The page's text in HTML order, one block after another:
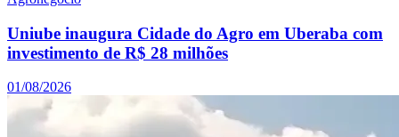
Uniube inaugura Cidade do Agro em Uberaba com
investimento de R$ 28 milhões
01/08/2026